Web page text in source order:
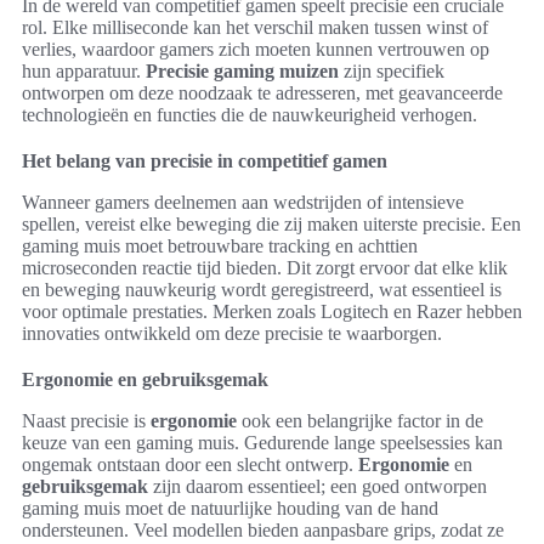
In de wereld van competitief gamen speelt precisie een cruciale
rol. Elke milliseconde kan het verschil maken tussen winst of
verlies, waardoor gamers zich moeten kunnen vertrouwen op
hun apparatuur. Precisie gaming muizen zijn specifiek
ontworpen om deze noodzaak te adresseren, met geavanceerde
technologieën en functies die de nauwkeurigheid verhogen.
Het belang van precisie in competitief gamen
Wanneer gamers deelnemen aan wedstrijden of intensieve
spellen, vereist elke beweging die zij maken uiterste precisie. Een
gaming muis moet betrouwbare tracking en achttien
microseconden reactie tijd bieden. Dit zorgt ervoor dat elke klik
en beweging nauwkeurig wordt geregistreerd, wat essentieel is
voor optimale prestaties. Merken zoals Logitech en Razer hebben
innovaties ontwikkeld om deze precisie te waarborgen.
Ergonomie en gebruiksgemak
Naast precisie is ergonomie ook een belangrijke factor in de
keuze van een gaming muis. Gedurende lange speelsessies kan
ongemak ontstaan door een slecht ontwerp. Ergonomie en
gebruiksgemak zijn daarom essentieel; een goed ontworpen
gaming muis moet de natuurlijke houding van de hand
ondersteunen. Veel modellen bieden aanpasbare grips, zodat ze